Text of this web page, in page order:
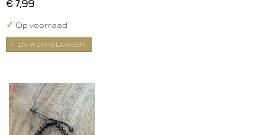
€ 7,99
✓ Op voorraad
IN WINKELWAGEN